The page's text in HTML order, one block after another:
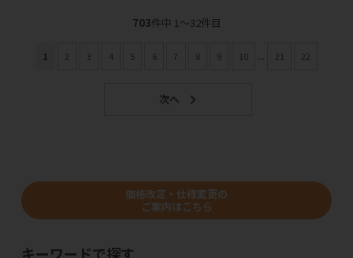
703件中 1〜32件目
1 2 3 4 5 6 7 8 9 10 21 22
価格改定・仕様変更の
ご案内はこちら
キーワードで探す